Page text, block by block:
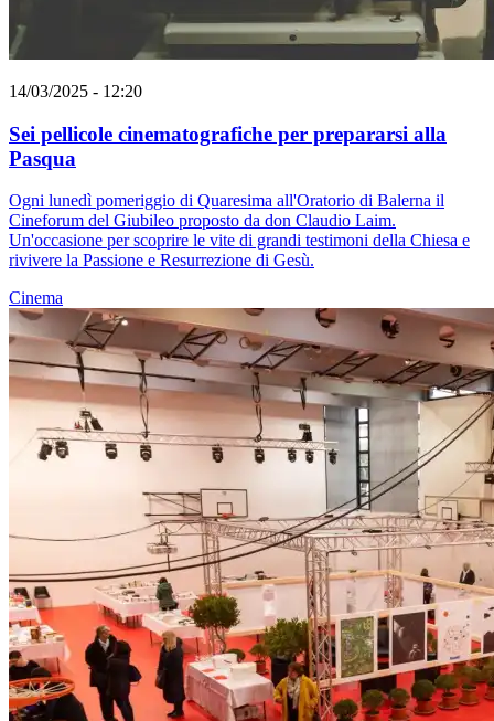
14/03/2025 - 12:20
Sei pellicole cinematografiche per prepararsi alla
Pasqua
Ogni lunedì pomeriggio di Quaresima all'Oratorio di Balerna il
Cineforum del Giubileo proposto da don Claudio Laim.
Un'occasione per scoprire le vite di grandi testimoni della Chiesa e
rivivere la Passione e Resurrezione di Gesù.
Cinema